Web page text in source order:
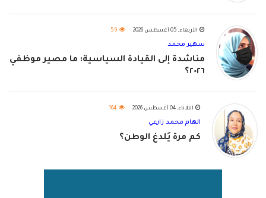
الأربعاء, 05 أغسطس 2026 59
سهير محمد
مناشدة إلى القيادة السياسية: ما مصير موظفي
٢٠٢٦؟
الثلاثاء, 04 أغسطس 2026 164
الهام محمد زارعي
كم مرة يُلدغ الوطن؟